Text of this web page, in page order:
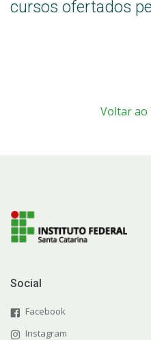
Sistemas Acadêmicos
Intercâmbio Estudantil
Representação Estudantil
cursos ofertados
Voltar ao
Social
Facebook
Instagram